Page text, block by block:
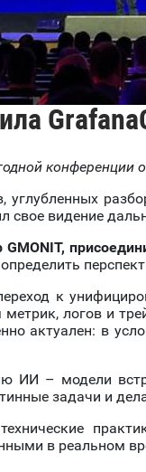
конференции
свое видение
к
логов и
актуален: в
ИИ – модели
задачи и
в реальном